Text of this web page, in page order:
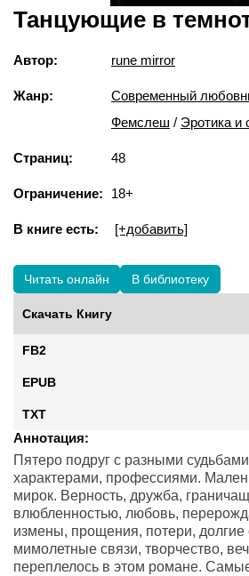
Танцующие в
Автор: rune mirror
Жанр: Современный
Фемслеш / Эротика и
Страниц: 48
Ограничение: 18+
В книге есть: [+добавить]
Читать онлайн В библиотеку
Скачать Книгу
FB2
EPUB
TXT
Аннотация:
Пятеро подруг с разными
характерами, профессиями.
мирок. Верность, дружба,
влюбленностью, любовь,
измены, прощения, потери, долгие
мимолетные связи, творчество,
переплелось в этом романе.